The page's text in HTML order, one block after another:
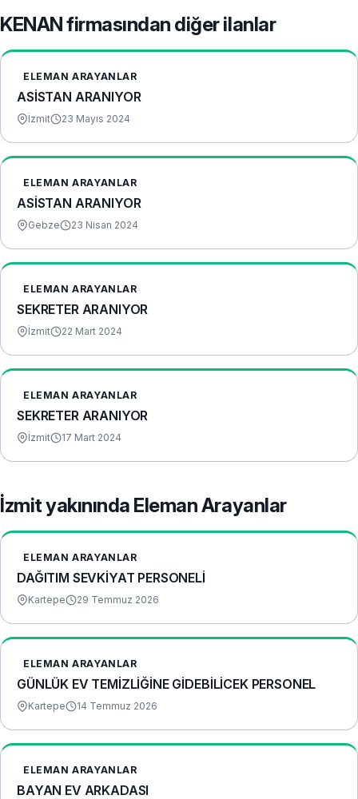
KENAN firmasından diğer ilanlar
ELEMAN ARAYANLAR
ASİSTAN ARANIYOR
İzmit 23 Mayıs 2024
ELEMAN ARAYANLAR
ASİSTAN ARANIYOR
Gebze 23 Nisan 2024
ELEMAN ARAYANLAR
SEKRETER ARANIYOR
İzmit 22 Mart 2024
ELEMAN ARAYANLAR
SEKRETER ARANIYOR
İzmit 17 Mart 2024
İzmit yakınında Eleman Arayanlar
ELEMAN ARAYANLAR
DAĞITIM SEVKİYAT PERSONELİ
Kartepe 29 Temmuz 2026
ELEMAN ARAYANLAR
GÜNLÜK EV TEMİZLİĞİNE GİDEBİLİCEK PERSONEL
Kartepe 14 Temmuz 2026
ELEMAN ARAYANLAR
BAYAN EV ARKADASI